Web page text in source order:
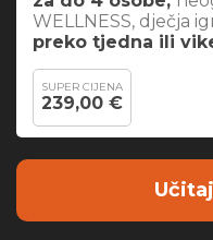
WELLNESS, dječja
preko tjedna ili
SUPER CIJENA
239,00 €